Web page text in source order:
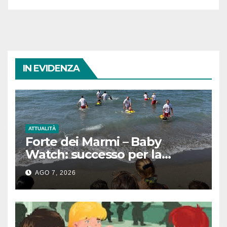
IN EVIDENZA
ATTUALITÀ
Forte dei Marmi – Baby
Watch: successo per la
giornata dedicata ai più
piccoli tra sicurezza, mare e
divertimento
AGO 7, 2026